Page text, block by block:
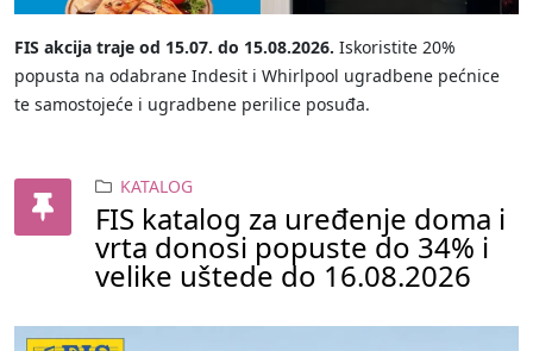
FIS akcija traje od 15.07. do 15.08.2026. Iskoristite 20%
popusta na odabrane Indesit i Whirlpool ugradbene pećnice
te samostojeće i ugradbene perilice posuđa.
KATALOG
FIS katalog za uređenje doma i
vrta donosi popuste do 34% i
velike uštede do 16.08.2026